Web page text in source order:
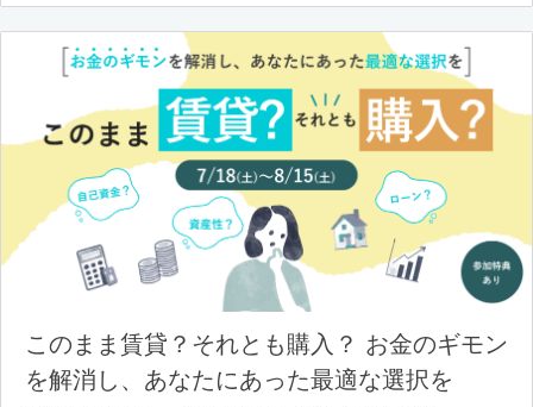
このまま賃貸？それとも購入？ お金のギモン
を解消し、あなたにあった最適な選択を